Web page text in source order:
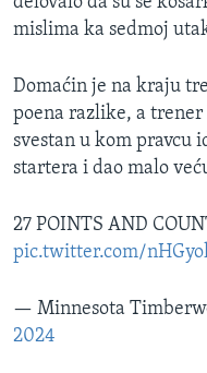
mislima ka sedmoj
Domaćin je na kraju
poena razlike, a
svestan u kom pravcu
startera i dao malo
27 POINTS AND
pic.twitter.com/
— Minnesota
2024